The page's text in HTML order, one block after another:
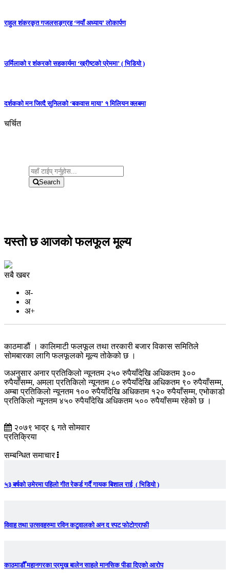
राहुल शंकरकृत गजलसङ्ग्रह ‘नयाँ अध्याय’ लोकार्पण
उर्मिलाको र शंकरको सहकार्यमा ‘ख्रीष्टको प्रेममा’ ( भिडियो )
दर्शकको मन जित्दै सुनिलको ‘बकवास माया’ १ मिलियन क्लबमा
चर्चित
Search
यस्तो छ आजको फलफूल मूल्य
सबै खबर
अ-
अ
अ+
काठमाडौं । कालिमाटी फलफूल तथा तरकारी बजार विकास समितिले
सोमबारका लागि फलफूलको मूल्य तोकेको छ ।
जअनुसार अनार प्रतिकिलो न्यूनतम २५० रुपैयाँदेखि अधिकतम ३००
रुपैयाँसम्म, अमला प्रतिकिलो न्यूनतम ८० रुपैयाँदेखि अधिकतम ९० रुपैयाँसम्म,
अम्बा प्रतिकिलो न्यूनतम १०० रुपैयाँदेखि अधिकतम १२० रुपैयाँसम्म, एभोकाडो
प्रतिकिलो न्यूनतम ४५० रुपैयाँदेखि अधिकतम ५०० रुपैयाँसम्म रहेको छ ।
२०७९ भाद्र ६ गते सोमवार
प्रतिक्रिया
सम्बन्धित समाचार
५३ बर्षको उमेरमा पहिलो गीत रेकर्ड गर्दै गायक बिशाल राई ( भिडियो )
विवाह तथा उत्सवहरुमा रविन कटुवालको अन द स्पट फोटोग्राफी
काठमाडौँ महानगरका प्रमुख बालेन साहले मानसिक पीडा दिएको आरोप